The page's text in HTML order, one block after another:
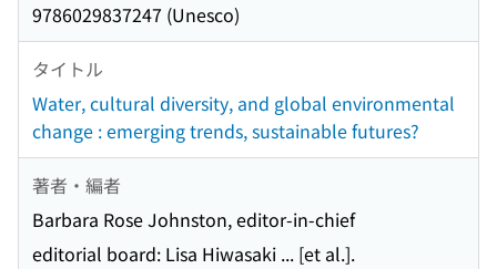
9786029837247 (Unesco)
タイトル
Water, cultural diversity, and global environmental
change : emerging trends, sustainable futures?
著者・編者
Barbara Rose Johnston, editor-in-chief
editorial board: Lisa Hiwasaki ... [et al.].